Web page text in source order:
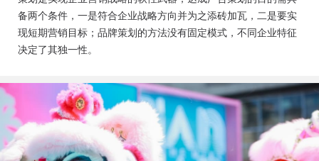
策划方案详细流程，年会策划，年会致辞发言稿，年会
礼品，年会祝福语
备两个条件，一是符合企业战略方向并为之添砖加瓦，二是要实
现短期营销目标；品牌策划的方法没有固定模式，不同企业特征
决定了其独一性。